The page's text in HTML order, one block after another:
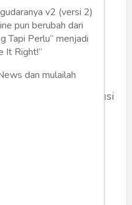
diusulkan oleh
semua
dulu oleh
hanyalah konstitusi
bukan
v2 (versi 2)
pun berubah dari
Tapi Perlu” menjadi
It Right!”
dan mulailah